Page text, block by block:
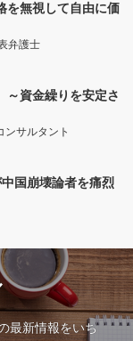
無視して自由に価
弁護士
資金繰りを安定さ
サルタント
国崩壊論者を痛烈
最新情報をいち